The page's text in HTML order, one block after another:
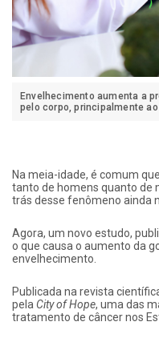
Envelhecimento aumenta a
pelo corpo, principalmente
Na meia-idade, é comum
tanto de homens quanto de
trás desse fenômeno ainda
Agora, um novo estudo,
o que causa o aumento da
envelhecimento.
Publicada na revista
pela City of Hope, uma das
tratamento de câncer nos